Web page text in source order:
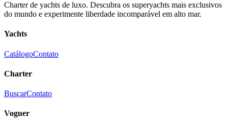
Charter de yachts de luxo. Descubra os superyachts mais exclusivos
do mundo e experimente liberdade incomparável em alto mar.
Yachts
CatálogoContato
Charter
BuscarContato
Voguer